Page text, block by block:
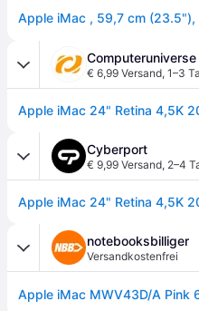
Computeruniverse
€ 6,99 Versand, 1–3
Cyberport
€ 9,99 Versand, 2–4
notebooksbilliger
Versandkostenfrei